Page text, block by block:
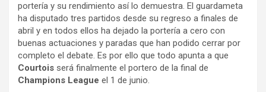
portería y su rendimiento así lo demuestra. El guardameta
ha disputado tres partidos desde su regreso a finales de
abril y en todos ellos ha dejado la portería a cero con
buenas actuaciones y paradas que han podido cerrar por
completo el debate. Es por ello que todo apunta a que
Courtois será finalmente el portero de la final de
Champions League el 1 de junio.